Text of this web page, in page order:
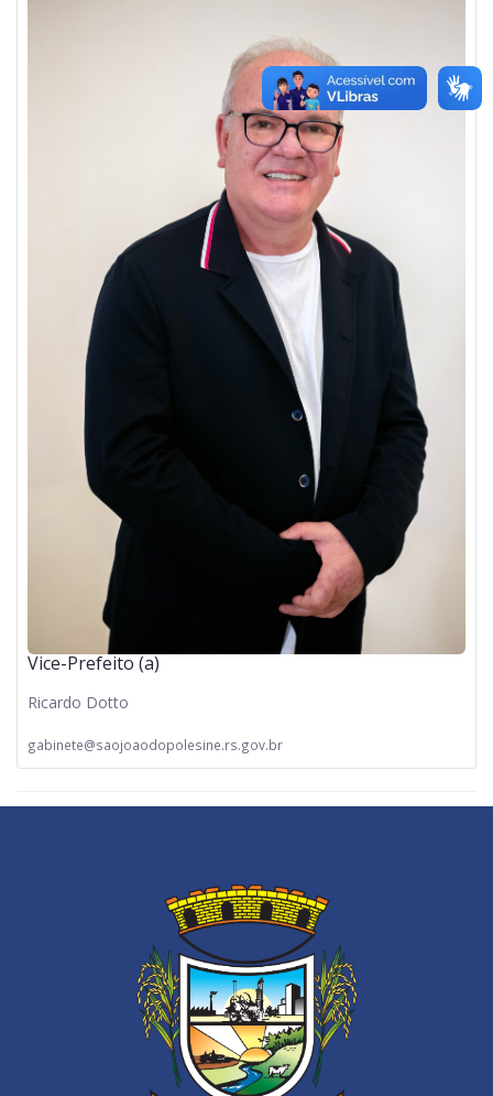
Vice-Prefeito (a)
Ricardo Dotto
gabinete@saojoaodopolesine.rs.gov.br